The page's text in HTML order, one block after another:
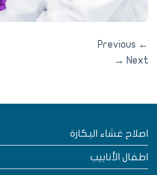
→
غشاء البكارة
الأنابيب